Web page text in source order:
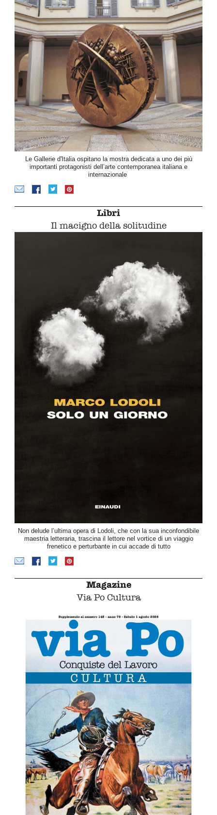
Le Gallerie d'Italia ospitano la mostra dedicata a uno dei più
importanti protagonisti dell’arte contemporanea italiana e
internazionale
Libri
Il macigno della solitudine
Non delude l’ultima opera di Lodoli, che con la sua inconfondibile
maestria letteraria, trascina il lettore nel vortice di un viaggio
frenetico e perturbante in cui accade di tutto
Magazine
Via Po Cultura